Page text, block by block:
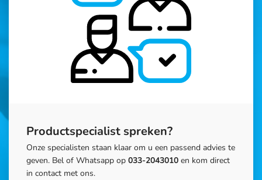
Productspecialist spreken?
Onze specialisten staan klaar om u een passend advies te
geven. Bel of Whatsapp op 033-2043010 en kom direct
in contact met ons.